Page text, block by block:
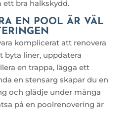
bra halkskydd.
EN POOL ÄR VÄL
komplicerat att renovera
byta liner, uppdatera
en trappa, lägga ett
en stensarg skapar du en
och glädje under många
på en poolrenovering är